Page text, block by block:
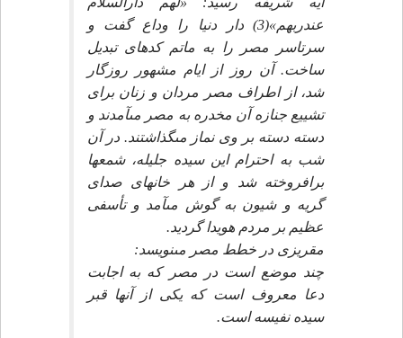
عندربهم»(3) دار دنيا را وداع گفت و
سرتاسر مصر را به ماتم كده‏اى تبديل
ساخت. آن روز از ايام مشهور روزگار
شد، از اطراف مصر مردان و زنان براى
تشييع جنازه آن مخدره به مصر مى‏آمدند و
دسته دسته بر وى نماز مى‏گذاشتند. در آن
شب به احترام اين سيده جليله، شمع‏ها
برافروخته شد و از هر خانه‏اى صداى
گريه و شيون به گوش مى‏آمد و تأسفى
عظيم بر مردم هويدا گرديد.
مقريزى در خطط مصر مى‏نويسد:
چند موضع است در مصر كه به اجابت
دعا معروف است كه يكى از آنها قبر
سيده نفيسه است.